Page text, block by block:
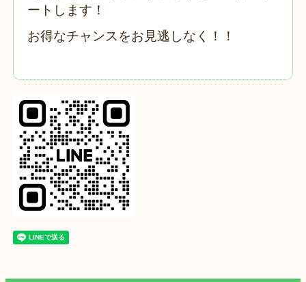
ートします！
お得なチャンスをお見逃しなく！！